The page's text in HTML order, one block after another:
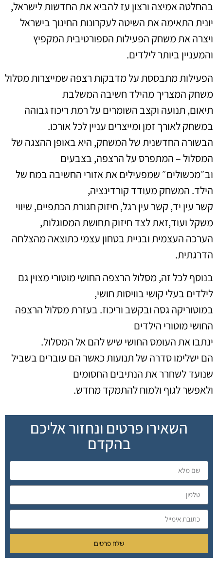
בהחלטה אמיצה ורצון עז להביא את החדשות לישראל,
יונית התאימה את השיטה לעקרונות החינוך בישראל
ויצרה את משחק הפעילות הספורטיבית המקפיץ
והמעניין ביותר לילדים.
הפעילות מתבססת על מדבקות רצפה שמייצרות מסלול
משחק המצריך מהילד חשיבה המשלבת
תיאום, תנועה וקצב השומרים על רמת ריכוז גבוהה
במשחק לאורך זמן ומייצרים עניין לכל אורכו.
הבשורה החדשנית של המשחק, היא באופן ההצגה של
המסלול – המתפרס על הרצפה, בצבעים
וב״מכשולים״ שמפעילים את אזורי החשיבה במח של
הילד. המשחק מעודד קורדינציה,
קשר עין יד, קשר עין רגל, חיזוק חגורת הכתפיים, שיווי
משקל ועוד,זאת לצד חיזוק תחושת המסוגלות,
הערכה העצמית ובניית בטחון עצמי כתוצאה מהצלחה
הדרגתית.
בנוסף לכל זה, מסלול הרצפה החושי מוטורי מצוין גם
לילדים בעלי קושי בוויסות חושי,
במוטוריקה גסה ובקשב וריכוז. בעזרת מסלול הרצפה
החושי מוטורי הילדים
ינתבו את העומס החושי שיש להם אל המסלול.
הם ישלימו סדרה של תנועות כאשר הם עוברים בשביל
שנועד לשחרר את הנתיבים החסומים
ולאפשר לגוף ולמוח להתמקד מחדש.
השאירו פרטים ונחזור אליכם
בהקדם
שלח פרטים